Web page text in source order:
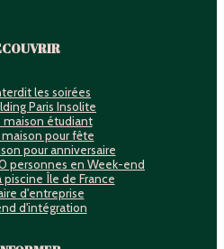
les soirées
Paris Insolite
maison étudiant
pour fête
pour anniversaire
personnes en Week-end
Île de France
d'entreprise
d'intégration